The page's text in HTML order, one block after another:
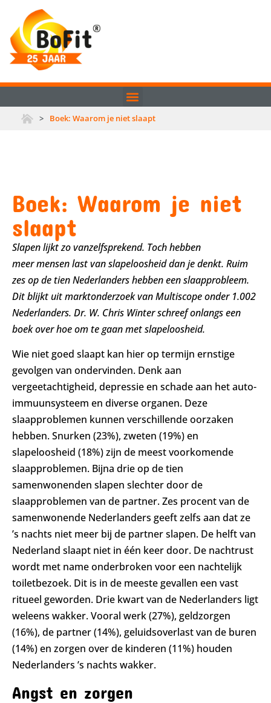
> Boek: Waarom je niet slaapt
Boek: Waarom je niet
slaapt
Slapen lijkt zo vanzelfsprekend. Toch hebben
meer mensen last van slapeloosheid dan je denkt. Ruim
zes op de tien Nederlanders hebben een slaapprobleem.
Dit blijkt uit marktonderzoek van Multiscope onder 1.002
Nederlanders. Dr. W. Chris Winter schreef onlangs een
boek over hoe om te gaan met slapeloosheid.
Wie niet goed slaapt kan hier op termijn ernstige
gevolgen van ondervinden. Denk aan
vergeetachtigheid, depressie en schade aan het auto-
immuunsysteem en diverse organen. Deze
slaapproblemen kunnen verschillende oorzaken
hebben. Snurken (23%), zweten (19%) en
slapeloosheid (18%) zijn de meest voorkomende
slaapproblemen. Bijna drie op de tien
samenwonenden slapen slechter door de
slaapproblemen van de partner. Zes procent van de
samenwonende Nederlanders geeft zelfs aan dat ze
’s nachts niet meer bij de partner slapen. De helft van
Nederland slaapt niet in één keer door. De nachtrust
wordt met name onderbroken voor een nachtelijk
toiletbezoek. Dit is in de meeste gevallen een vast
ritueel geworden. Drie kwart van de Nederlanders ligt
weleens wakker. Vooral werk (27%), geldzorgen
(16%), de partner (14%), geluidsoverlast van de buren
(14%) en zorgen over de kinderen (11%) houden
Nederlanders ’s nachts wakker.
Angst en zorgen